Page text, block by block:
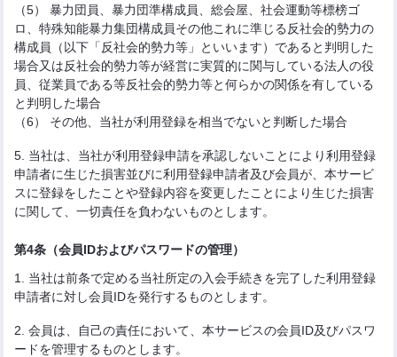
（5） 暴力団員、暴力団準構成員、総会屋、社会運動等標榜ゴ
ロ、特殊知能暴力集団構成員その他これに準じる反社会的勢力の
構成員（以下「反社会的勢力等」といいます）であると判明した
場合又は反社会的勢力等が経営に実質的に関与している法人の役
員、従業員である等反社会的勢力等と何らかの関係を有している
と判明した場合
（6） その他、当社が利用登録を相当でないと判断した場合
5. 当社は、当社が利用登録申請を承認しないことにより利用登録
申請者に生じた損害並びに利用登録申請者及び会員が、本サービ
スに登録をしたことや登録内容を変更したことにより生じた損害
に関して、一切責任を負わないものとします。
第4条（会員IDおよびパスワードの管理）
1. 当社は前条で定める当社所定の入会手続きを完了した利用登録
申請者に対し会員IDを発行するものとします。
2. 会員は、自己の責任において、本サービスの会員ID及びパスワ
ードを管理するものとします。